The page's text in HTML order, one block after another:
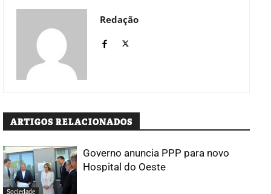
Redação
ARTIGOS RELACIONADOS
Sociedade
Governo anuncia PPP para novo
Hospital do Oeste